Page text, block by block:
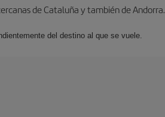
de Cataluña y también de Andorra.
del destino al que se vuele.